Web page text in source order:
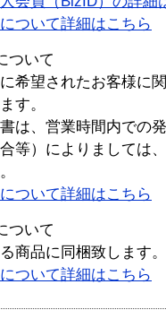
ついて詳細はこちら
ついて
希望されたお客様に
す。
は、営業時間内での
等）によりましては
ついて詳細はこちら
ついて
商品に同梱致します。
ついて詳細はこちら